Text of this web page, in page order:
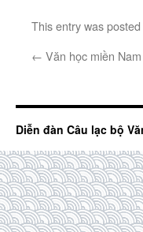
This entry was posted
← Văn học miền
Diễn đàn Câu lạc bộ